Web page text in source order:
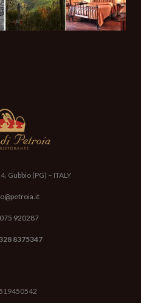
ai sensi e per gli effetti degli
n.196/2003
Gubbio (PG) – ITALY
920287
8375347